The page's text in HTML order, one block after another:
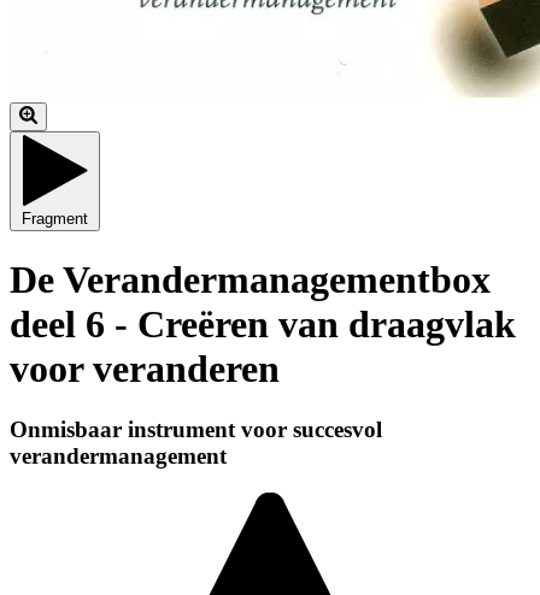
Fragment
De Verandermanagementbox
deel 6 - Creëren van draagvlak
voor veranderen
Onmisbaar instrument voor succesvol
verandermanagement